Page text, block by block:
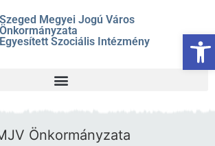
Szeged Megyei Jogú Város
Önkormányzata
Egyesített Szociális Intézmény
Önkormányzata